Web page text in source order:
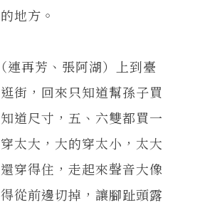
地方。
再芳、張阿湖）上到臺
街，回來只知道幫孫子買
道尺寸，五、六雙都買一
太大，大的穿太小，太大
穿得住，走起來聲音大像
從前邊切掉，讓腳趾頭露